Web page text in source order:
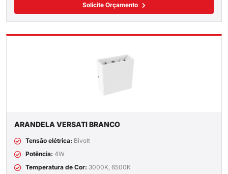
Solicite Orçamento
ARANDELA VERSATI BRANCO
Tensão elétrica: Bivolt
Potência: 4W
Temperatura de Cor: 3000K, 6500K